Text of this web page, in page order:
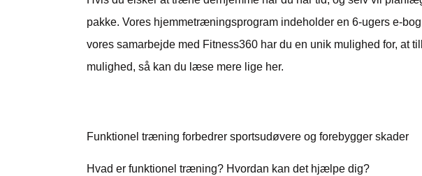
pakke. Vores hjemmetræningsprogram indeholder en 6-ugers e-
vores samarbejde med Fitness360 har du en unik mulighed for,
mulighed, så kan du læse mere lige her.
Funktionel træning forbedrer sportsudøvere og forebygger skader
Hvad er funktionel træning? Hvordan kan det hjælpe dig?